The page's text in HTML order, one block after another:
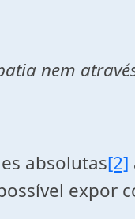
nem
absolutas[2]
expor